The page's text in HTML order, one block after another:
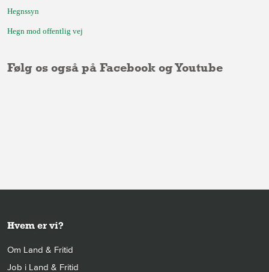
Hegnssyn
Hegn mod offentlig vej
Følg os også på Facebook og Youtube
Hvem er vi?
Om Land & Fritid
Job i Land & Fritid